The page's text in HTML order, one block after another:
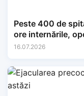
Peste 400 de
ore internările,
16.07.2026